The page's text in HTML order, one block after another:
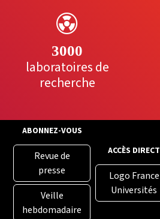
3000
laboratoires de
recherche
ABONNEZ-VOUS
Revue de
presse
Veille
hebdomadaire
ACCÈS DIRECT
Logo France
Universités